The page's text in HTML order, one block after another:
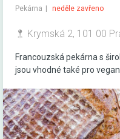
Pekárna neděle zavřeno
Krymská 2, 101 00
Francouzská pekárna s
jsou vhodné také pro